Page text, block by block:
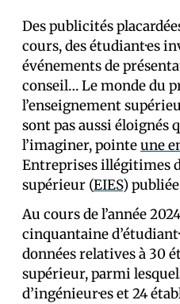
Des publicités
cours, des étudiant·es
événements de
conseil… Le monde du
l’enseignement
sont pas aussi éloignés
l’imaginer, pointeune
Entreprises illégitimes
supérieur (EIES)
Au cours de l’année
cinquantaine
données relatives à 30
supérieur, parmi
d’ingénieur·es et 24